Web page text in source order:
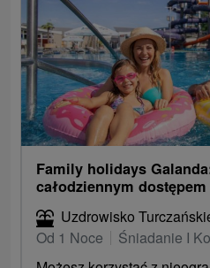
Family holidays
całodziennym
Uzdrowisko
Od 1 Noce
Śniadanie I